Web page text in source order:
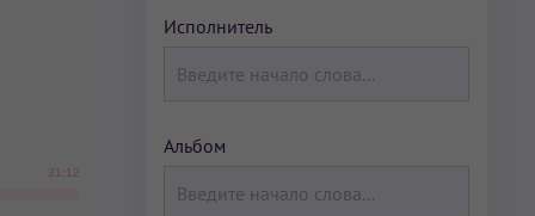
31:12
Исполнитель
Альбом